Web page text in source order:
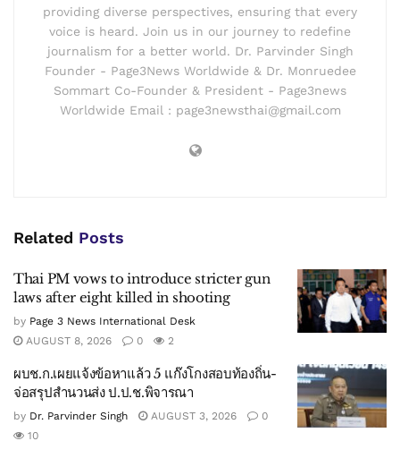
providing diverse perspectives, ensuring that every
voice is heard. Join us in our journey to redefine
journalism for a better world. Dr. Parvinder Singh
Founder - Page3News Worldwide & Dr. Monruedee
Sommart Co-Founder & President - Page3news
Worldwide Email : page3newsthai@gmail.com
Related Posts
Thai PM vows to introduce stricter gun
laws after eight killed in shooting
by Page 3 News International Desk
AUGUST 8, 2026
0 2
ผบช.ก.เผยแจ้งข้อหาแล้ว 5 แก๊งโกงสอบท้องถิ่น-
จ่อสรุปสำนวนส่ง ป.ป.ช.พิจารณา
by Dr. Parvinder Singh AUGUST 3, 2026
0
10